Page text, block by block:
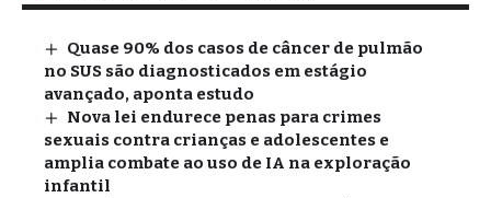
Quase 90% dos casos de câncer de pulmão
no SUS são diagnosticados em estágio
avançado, aponta estudo
Nova lei endurece penas para crimes
sexuais contra crianças e adolescentes e
amplia combate ao uso de IA na exploração
infantil